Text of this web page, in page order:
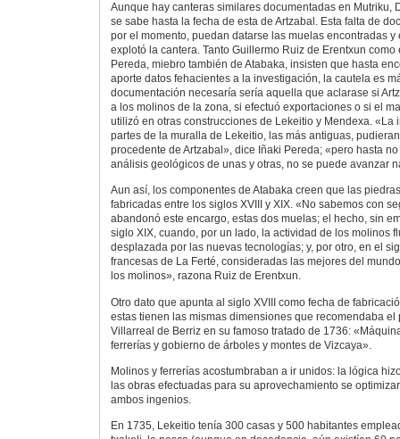
Aunque hay canteras similares documentadas en Mutriku,
se sabe hasta la fecha de esta de Artzabal. Esta falta de
por el momento, puedan datarse las muelas encontradas
explotó la cantera. Tanto Guillermo Ruiz de Erentxun
Pereda, miebro también de Atabaka, insisten que hasta
aporte datos fehacientes a la investigación, la cautela es
documentación necesaría sería aquella que aclarase si
a los molinos de la zona, si efectuó exportaciones o si el
utilizó en otras construcciones de Lekeitio y Mendexa. «La
partes de la muralla de Lekeitio, las más antiguas,
procedente de Artzabal», dice Iñaki Pereda; «pero hasta
análisis geológicos de unas y otras, no se puede avanzar
Aun así, los componentes de Atabaka creen que las
fabricadas entre los siglos XVIII y XIX. «No sabemos con
abandonó este encargo, estas dos muelas; el hecho, sin
siglo XIX, cuando, por un lado, la actividad de los molinos
desplazada por las nuevas tecnologías; y, por otro, en el
francesas de La Ferté, consideradas las mejores del
los molinos», razona Ruiz de Erentxun.
Otro dato que apunta al siglo XVIII como fecha de
estas tienen las mismas dimensiones que recomendaba
Villarreal de Berriz en su famoso tratado de 1736:
ferrerías y gobierno de árboles y montes de Vizcaya».
Molinos y ferrerías acostumbraban a ir unidos: la lógica
las obras efectuadas para su aprovechamiento se
ambos ingenios.
En 1735, Lekeitio tenía 300 casas y 500 habitantes